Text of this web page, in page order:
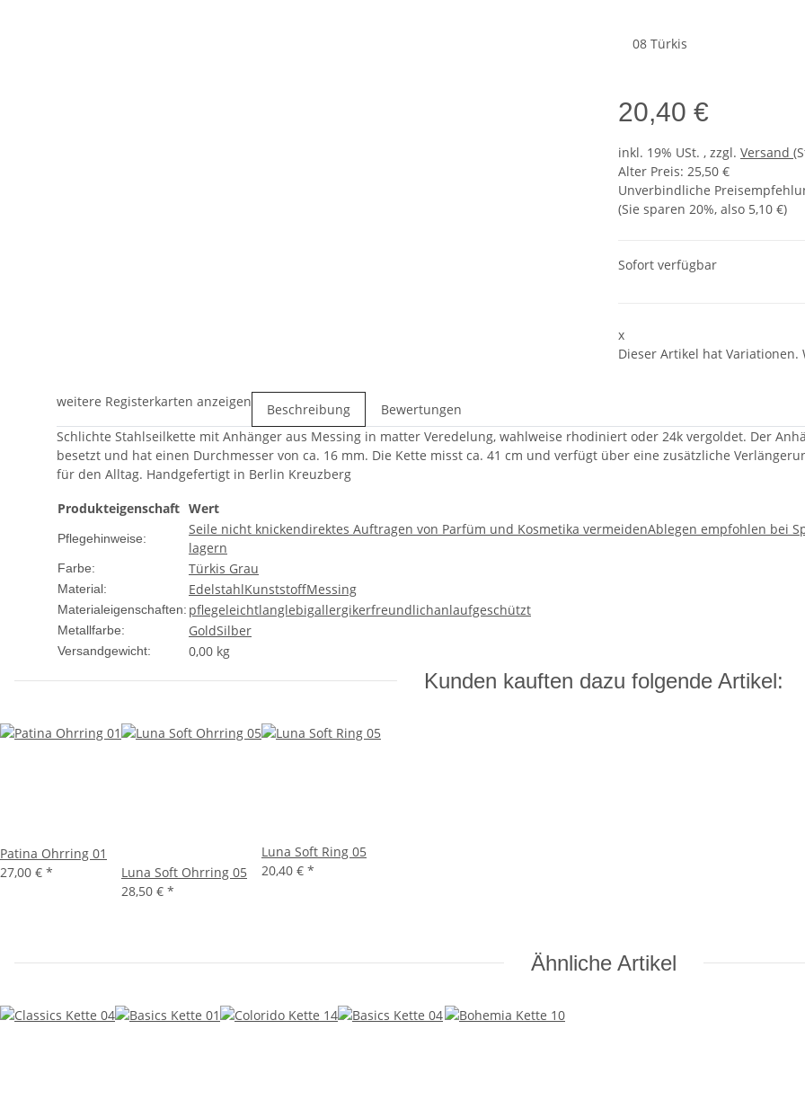
08 Türkis
20,40 €
inkl. 19% USt. , zzgl. Versand
Alter Preis: 25,50 €
Unverbindliche
(Sie sparen 20%, also 5,10 €)
Sofort verfügbar
x
Dieser Artikel hat
weitere Registerkarten anzeigen Beschreibung
Bewertungen
Schlichte Stahlseilkette mit Anhänger aus Messing in matter Veredelung, wahlweise rhodiniert oder 24k vergoldet. Der
besetzt und hat einen Durchmesser von ca. 16 mm. Die Kette misst ca. 41 cm und verfügt über eine zusätzliche
für den Alltag. Handgefertigt in Berlin Kreuzberg
Produkteigenschaft Wert
Pflegehinweise:
Seile nicht knickendirektes Auftragen von Parfüm und Kosmetika vermeidenAblegen empfohlen bei
lagern
Farbe: Türkis Grau
Material: EdelstahlKunststoffMessing
Materialeigenschaften: pflegeleichtlanglebigallergikerfreundlichanlaufgeschützt
Metallfarbe: GoldSilber
Versandgewicht: 0,00 kg
Kunden kauften dazu folgende Artikel:
Patina Ohrring 01
27,00 € *
Luna Soft Ohrring 05
28,50 € *
Luna Soft Ring 05
20,40 € *
Ähnliche Artikel